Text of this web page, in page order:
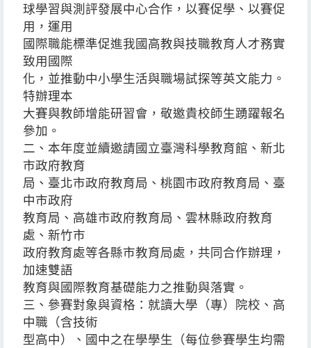
球學習與測評發展中心合作，以賽促學、以賽促
用，運用
國際職能標準促進我國高教與技職教育人才務實
致用國際
化，並推動中小學生活與職場試探等英文能力。
特辦理本
大賽與教師增能研習會，敬邀貴校師生踴躍報名
參加。
二、本年度並續邀請國立臺灣科學教育館、新北
市政府教育
局、臺北市政府教育局、桃園市政府教育局、臺
中市政府
教育局、高雄市政府教育局、雲林縣政府教育
處、新竹市
政府教育處等各縣市教育局處，共同合作辦理，
加速雙語
教育與國際教育基礎能力之推動與落實。
三、參賽對象與資格：就讀大學（專）院校、高
中職（含技術
型高中）、國中之在學學生（每位參賽學生均需